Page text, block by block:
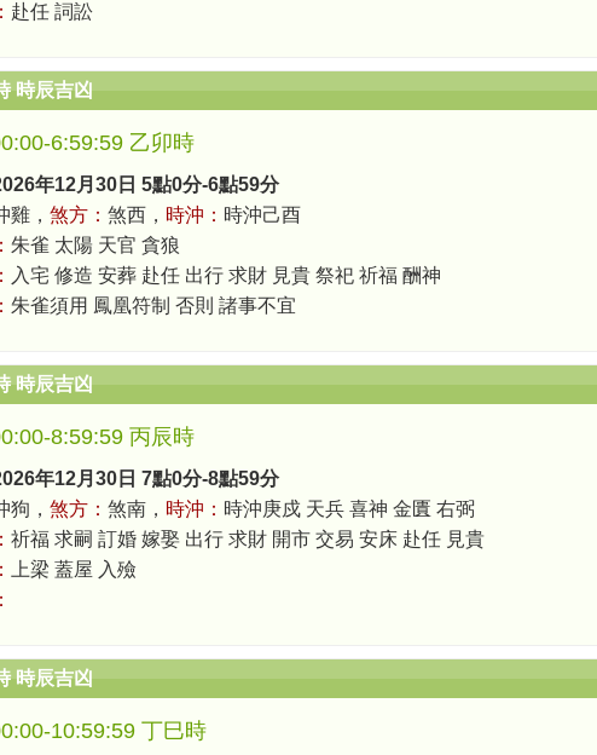
赴任 詞訟
時辰吉凶
6:59:59 乙卯時
年12月30日 5點0分-6點59分
雞， 煞方： 煞西， 時沖： 時沖己酉
朱雀 太陽 天官 貪狼
入宅 修造 安葬 赴任 出行 求財 見貴 祭祀 祈福 酬神
朱雀須用 鳳凰符制 否則 諸事不宜
時辰吉凶
8:59:59 丙辰時
年12月30日 7點0分-8點59分
狗， 煞方： 煞南， 時沖： 時沖庚戍 天兵 喜神 金匱 右弼
祈福 求嗣 訂婚 嫁娶 出行 求財 開市 交易 安床 赴任 見貴
上梁 蓋屋 入殮
時辰吉凶
10:59:59 丁巳時